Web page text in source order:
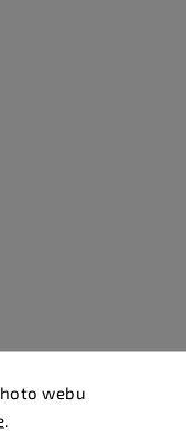
webu